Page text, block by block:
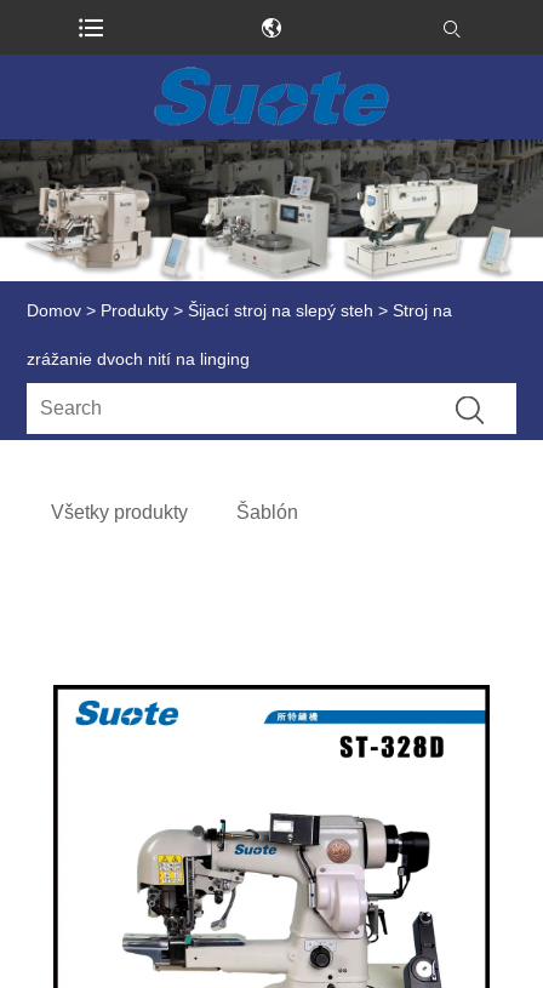
Domov > Produkty >Šijací stroj na slepý steh > Stroj na
zrážanie dvoch nití na linging
Všetky produkty Šablón